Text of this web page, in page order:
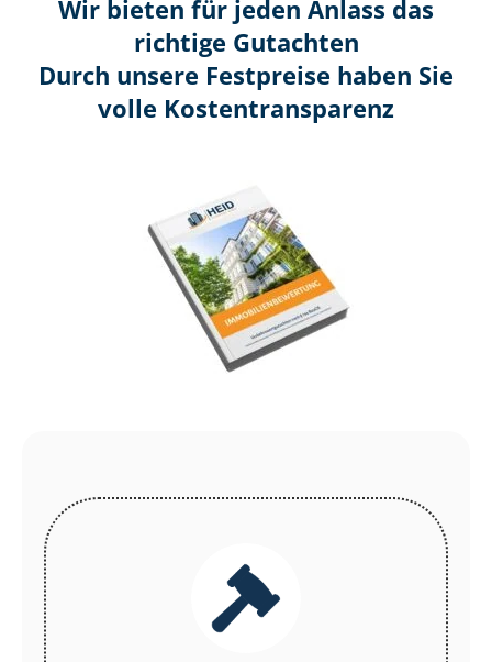
Wir bieten für jeden Anlass das
richtige Gutachten
Durch unsere Festpreise haben Sie
volle Kosten­transparenz